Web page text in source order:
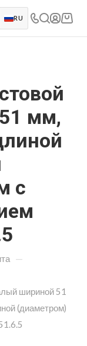
RU
мм,
с
—
шириной 51
(диаметром)